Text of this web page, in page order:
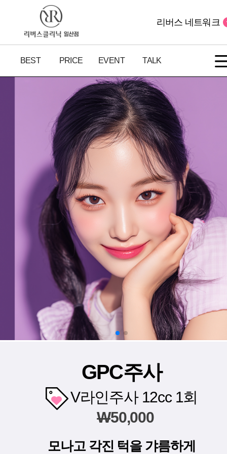
BEST PRICE EVENT TALK
리버스 네트워크
GPC주사
V라인주사 12cc 1회
W50,000
모나고 각진 턱을 갸름하게